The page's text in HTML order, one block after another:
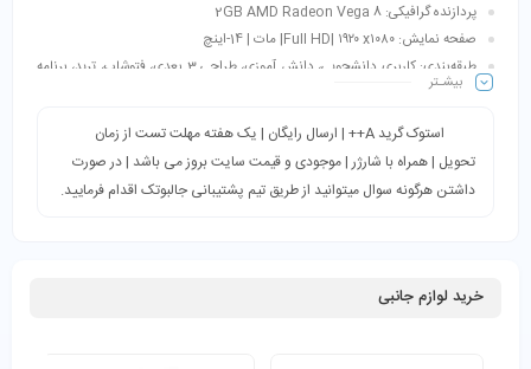
پردازنده گرافیکی: 2GB AMD Radeon Vega 8
صفحه نمایش: Full HD| ۱۹۲۰ x۱۰۸۰| مات | 14-اینچ
طبقه‌بندی: کاربری دانشجویی، دانش آموزی، طراحی 3 بعدی، فتوشاپ، ترید، برنامه
نویسی، وبگردی، عمومی، حسابداری و…
بیشـتر
استوک گرید A++ | ارسال رایگان | یک هفته مهلت تست از زمان
تحویل | همراه با شارژر | موجودی و قیمت سایت بروز می باشد | در صورت
داشتن هرگونه سوال میتوانید از طریق تیم پشتیبانی جالبوتک اقدام فرمایید.
خرید لوازم جانبی